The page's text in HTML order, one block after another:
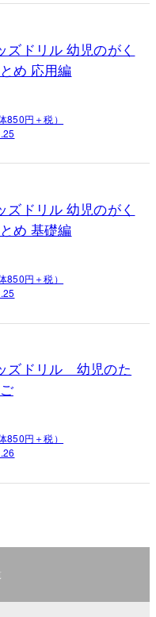
ズドリル 幼児のがく
め 応用編
850円＋税）
ズドリル 幼児のがく
め 基礎編
850円＋税）
ズドリル 幼児のた
850円＋税）